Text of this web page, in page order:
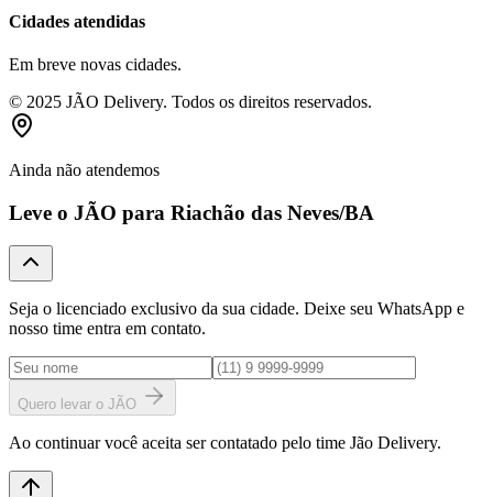
Cidades atendidas
Em breve novas cidades.
© 2025 JÃO Delivery. Todos os direitos reservados.
Ainda não atendemos
Leve o JÃO para Riachão das Neves/BA
Seja o licenciado exclusivo da sua cidade. Deixe seu WhatsApp e
nosso time entra em contato.
Quero levar o JÃO
Ao continuar você aceita ser contatado pelo time Jão Delivery.